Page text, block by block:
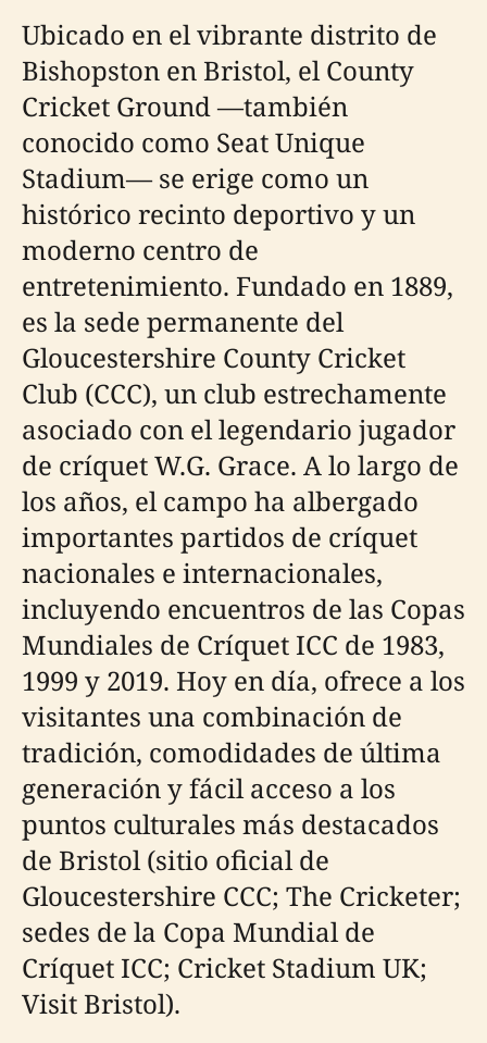
Ubicado en el vibrante distrito de
Bishopston en Bristol, el County
Cricket Ground —también
conocido como Seat Unique
Stadium— se erige como un
histórico recinto deportivo y un
moderno centro de
entretenimiento. Fundado en 1889,
es la sede permanente del
Gloucestershire County Cricket
Club (CCC), un club estrechamente
asociado con el legendario jugador
de críquet W.G. Grace. A lo largo de
los años, el campo ha albergado
importantes partidos de críquet
nacionales e internacionales,
incluyendo encuentros de las Copas
Mundiales de Críquet ICC de 1983,
1999 y 2019. Hoy en día, ofrece a los
visitantes una combinación de
tradición, comodidades de última
generación y fácil acceso a los
puntos culturales más destacados
de Bristol (sitio oficial de
Gloucestershire CCC; The Cricketer;
sedes de la Copa Mundial de
Críquet ICC; Cricket Stadium UK;
Visit Bristol).